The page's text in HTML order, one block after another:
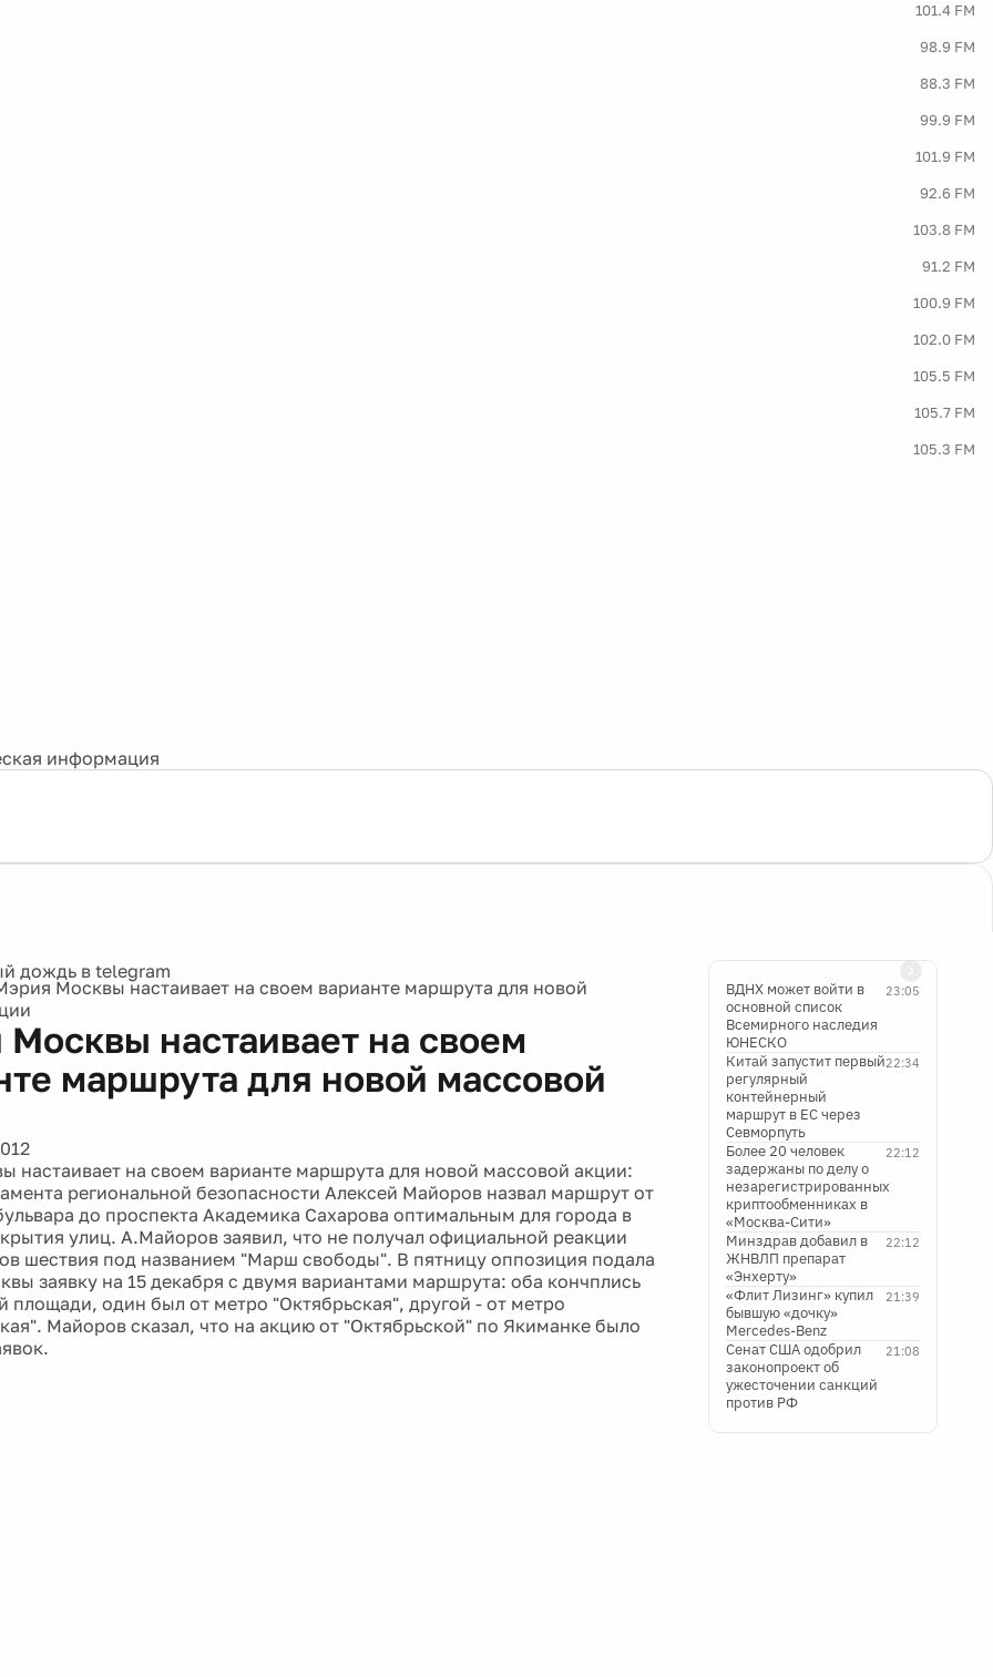
101.4 FM
98.9 FM
88.3 FM
99.9 FM
101.9 FM
92.6 FM
103.8 FM
91.2 FM
100.9 FM
102.0 FM
105.5 FM
105.7 FM
105.3 FM
информация
Москвы настаивает на своем варианте маршрута для новой
настаивает на своем
маршрута для новой массовой
настаивает на своем варианте маршрута для новой массовой акции:
региональной безопасности Алексей Майоров назвал маршрут от
до проспекта Академика Сахарова оптимальным для города в
улиц. А.Майоров заявил, что не получал официальной реакции
шествия под названием "Марш свободы". В пятницу оппозиция подала
заявку на 15 декабря с двумя вариантами маршрута: оба кончплись
площади, один был от метро "Октябрьская", другой - от метро
Майоров сказал, что на акцию от "Октябрьской" по Якиманке было
23:05
ВДНХ может войти в
основной список
Всемирного наследия
ЮНЕСКО
22:34
Китай запустит первый
регулярный
контейнерный
маршрут в ЕС через
Севморпуть
22:12
Более 20 человек
задержаны по делу о
незарегистрированных
криптообменниках в
«Москва-Сити»
22:12
Минздрав добавил в
ЖНВЛП препарат
«Энхерту»
21:39
«Флит Лизинг» купил
бывшую «дочку»
Mercedes-Benz
21:08
Сенат США одобрил
законопроект об
ужесточении санкций
против РФ